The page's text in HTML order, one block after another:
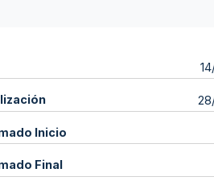
Inicio
Final